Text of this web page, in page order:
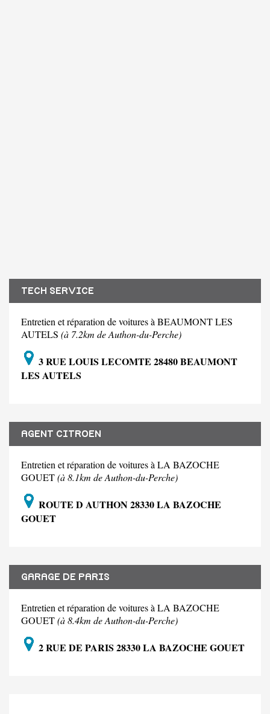
TECH SERVICE
Entretien et réparation de voitures à BEAUMONT LES
AUTELS (à 7.2km de Authon-du-Perche)
3 RUE LOUIS LECOMTE 28480 BEAUMONT
LES AUTELS
AGENT CITROEN
Entretien et réparation de voitures à LA BAZOCHE
GOUET(à 8.1km de Authon-du-Perche)
ROUTE D AUTHON 28330 LA BAZOCHE
GOUET
GARAGE DE PARIS
Entretien et réparation de voitures à LA BAZOCHE
GOUET(à 8.4km de Authon-du-Perche)
2 RUE DE PARIS 28330 LA BAZOCHE GOUET